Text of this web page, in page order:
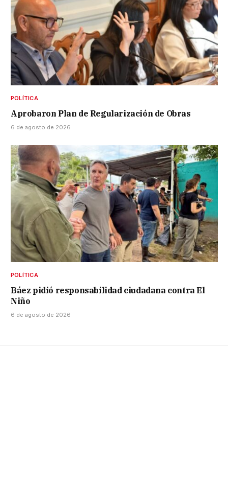
POLÍTICA
Aprobaron Plan de Regularización de Obras
6 de agosto de 2026
POLÍTICA
Báez pidió responsabilidad ciudadana contra El
Niño
6 de agosto de 2026